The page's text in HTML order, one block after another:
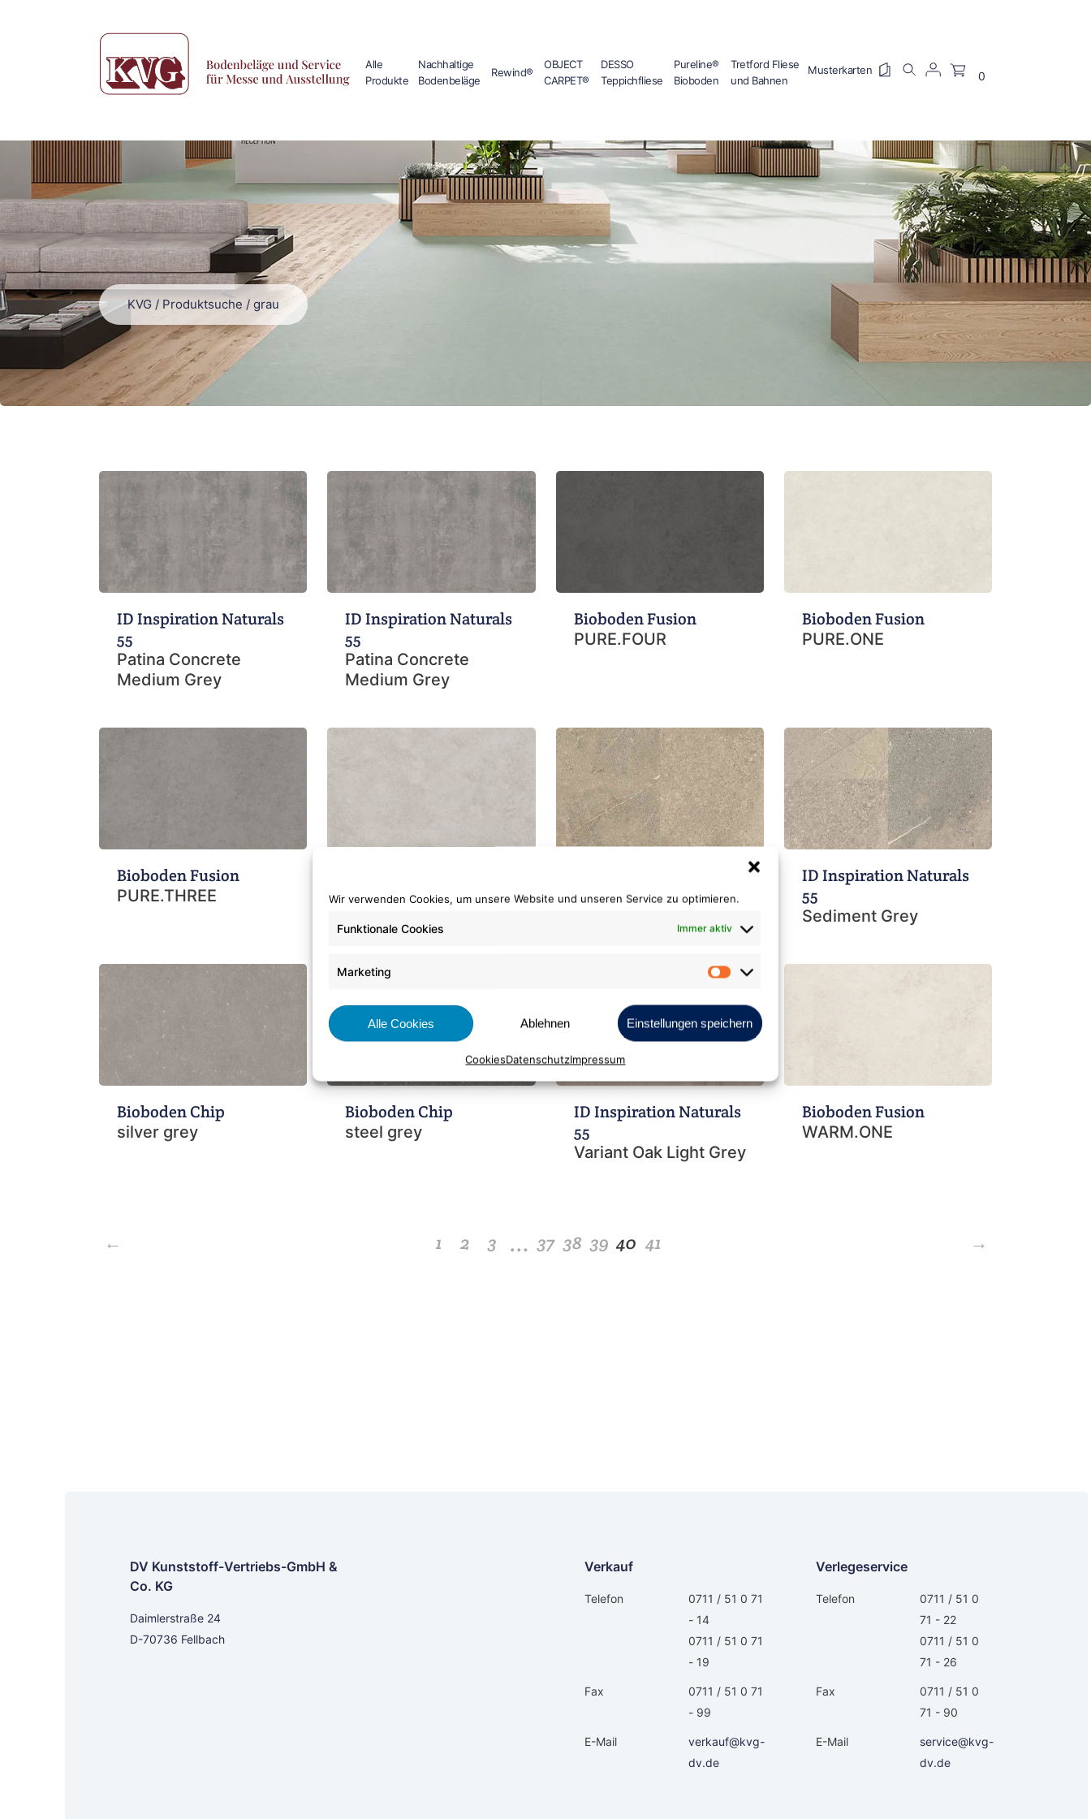
Wir verwenden Cookies, um unsere Website und unseren Service zu optimieren.
Funktionale Cookies Immer aktiv
Marketing Marketing
Alle Cookies Ablehnen Einstellungen speichern
CookiesDatenschutzImpressum
Alle
Produkte
Nachhaltige
Bodenbeläge
Rewind®
OBJECT
CARPET®
DESSO
Teppichfliese
Pureline®
Bioboden
Tretford Fliese
und Bahnen
0
KVG / Produktsuche / grau
ID Inspiration Naturals
55
Patina Concrete
Medium Grey
ID Inspiration Naturals
55
Patina Concrete
Medium Grey
Bioboden Fusion
PURE.FOUR
Bioboden Fusion
PURE.ONE
Bioboden Fusion
PURE.THREE PURE.TWO
55
ID Inspiration Naturals
55
Sediment Grey
Bioboden Chip
silver grey
Bioboden Chip
steel grey
ID Inspiration Naturals
55
Variant Oak Light Grey
Bioboden Fusion
WARM.ONE
← 1 2 3 … 37 38 39 40 41 →
DV Kunststoff-Vertriebs-GmbH &
Co. KG
Daimlerstraße 24
D-70736 Fellbach
Verkauf
Telefon
0711 / 51 0 71
- 14
0711 / 51 0 71
- 19
Fax
0711 / 51 0 71
- 99
E-Mail
verkauf@kvg-
dv.de
Verlegeservice
Telefon
0711 / 51 0
71 - 22
0711 / 51 0
71 - 26
Fax
0711 / 51 0
71 - 90
E-Mail
service@kvg-
dv.de